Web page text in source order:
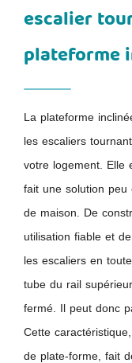
escalier
plateforme
La plateforme
les escaliers
votre logement. Elle
fait une solution
de maison. De
utilisation fiable et
les escaliers en
tube du rail
fermé. Il peut donc
Cette
de plate-forme, fait